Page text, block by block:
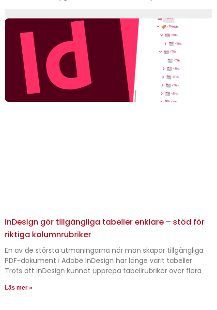
InDesign gör tillgängliga tabeller enklare – stöd för
riktiga kolumnrubriker
En av de största utmaningarna när man skapar tillgängliga
PDF-dokument i Adobe InDesign har länge varit tabeller.
Trots att InDesign kunnat upprepa tabellrubriker över flera
Läs mer »